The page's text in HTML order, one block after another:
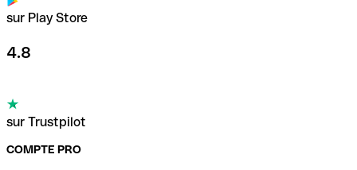
sur Play Store
4.8
sur Trustpilot
COMPTE PRO